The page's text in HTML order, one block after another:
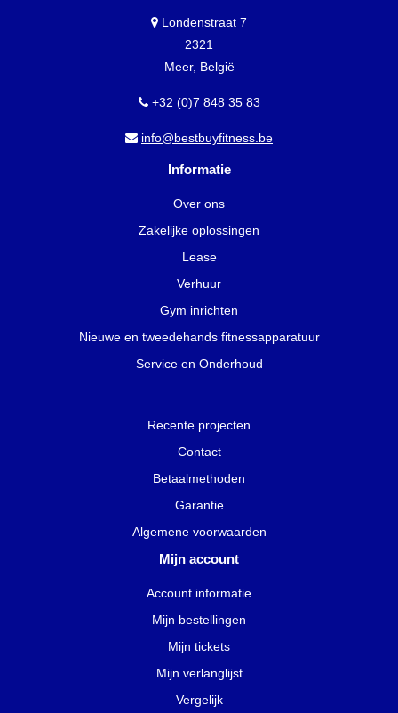
Londenstraat 7
2321
Meer, België
+32 (0)7 848 35 83
info@bestbuyfitness.be
Informatie
Over ons
Zakelijke oplossingen
Lease
Verhuur
Gym inrichten
Nieuwe en tweedehands fitnessapparatuur
Service en Onderhoud
Recente projecten
Contact
Betaalmethoden
Garantie
Algemene voorwaarden
Mijn account
Account informatie
Mijn bestellingen
Mijn tickets
Mijn verlanglijst
Vergelijk